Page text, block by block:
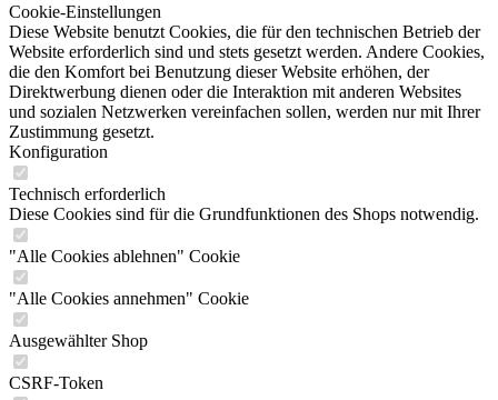
Cookie-Einstellungen
Diese Website benutzt Cookies, die für den technischen Betrieb der
Website erforderlich sind und stets gesetzt werden. Andere Cookies,
die den Komfort bei Benutzung dieser Website erhöhen, der
Direktwerbung dienen oder die Interaktion mit anderen Websites
und sozialen Netzwerken vereinfachen sollen, werden nur mit Ihrer
Zustimmung gesetzt.
Konfiguration
Technisch erforderlich
Diese Cookies sind für die Grundfunktionen des Shops notwendig.
"Alle Cookies ablehnen" Cookie
"Alle Cookies annehmen" Cookie
Ausgewählter Shop
CSRF-Token